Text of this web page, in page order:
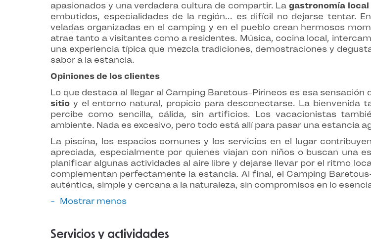
apasionados y una verdadera cultura de compartir. Lagastronomía local
embutidos, especialidades de la región... es difícil no dejarse tentar.
veladas organizadas en el camping y en el pueblo crean hermosos
atrae tanto a visitantes como a residentes. Música, cocina local,
una experiencia típica que mezcla tradiciones, demostraciones y
sabor a la estancia.
Opiniones de los clientes
Lo que destaca al llegar al Camping Baretous-Pirineos es esa
sitio y el entorno natural, propicio para desconectarse. La bienvenida
percibe como sencilla, cálida, sin artificios. Los vacacionistas
ambiente. Nada es excesivo, pero todo está allí para pasar una estancia
La piscina, los espacios comunes y los servicios en el lugar
apreciada, especialmente por quienes viajan con niños o buscan una
planificar algunas actividades al aire libre y dejarse llevar por el ritmo
complementan perfectamente la estancia. Al final, el Camping
auténtica, simple y cercana a la naturaleza, sin compromisos en lo
Mostrar menos
Servicios y actividades